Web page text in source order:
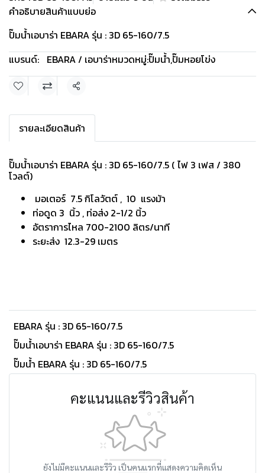
คำอธิบายสินค้าแบบย่อ
ปั๊มน้ำเอบาร่า EBARA รุ่น : 3D 65-160/7.5
แบรนด์: EBARA / เอบาร่าหมวดหมู่:ปั๊มน้ำ,ปั๊มหอยโข่ง
แชร์
รายละเอียดสินค้า
ปั๊มน้ำเอบาร่า EBARA รุ่น : 3D 65-160/7.5 ( ไฟ 3 เฟส / 380
โวลต์)
มอเตอร์ 7.5 กิโลวัตต์ , 10 แรงม้า
ท่อดูด 3 นิ้ว , ท่อส่ง 2-1/2 นิ้ว
อัตราการไหล 700-2100 ลิตร/นาที
ระยะส่ง 12.3-29 เมตร
EBARA รุ่น : 3D 65-160/7.5
ปั๊มน้ำเอบาร่า EBARA รุ่น : 3D 65-160/7.5
ปั๊มน้ำ EBARA รุ่น : 3D 65-160/7.5
คะแนนและรีวิวสินค้า
ยังไม่มีคะแนนและรีวิว เป็นคนแรกที่แสดงความคิดเห็น